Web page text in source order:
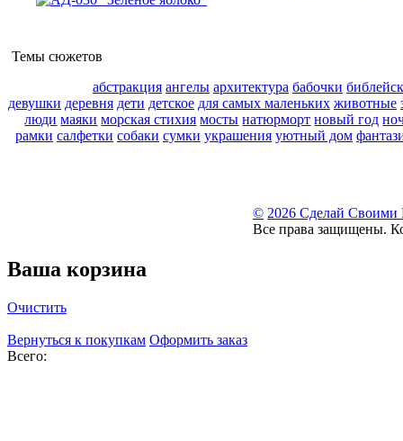
Темы сюжетов
абстракция ангелы архитектура бабочки
девушки деревня дети детское для самых маленьких животные
люди маяки морская стихия мосты натюрморт новый год
рамки салфетки собаки сумки украшения уютный дом
© 2026 Сделай Своими
Все права защищены.
Ваша корзина
Очистить
Вернуться к покупкам Оформить заказ
Всего: